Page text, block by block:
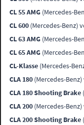
CL 55 AMG (Mercedes-
CL 600 (Mercedes-Benz)
CL 63 AMG (Mercedes-
CL 65 AMG (Mercedes-
CL-Klasse (Mercedes-
CLA 180 (Mercedes-
CLA 180 Shooting Brake
CLA 200 (Mercedes-
CLA 200 Shooting Brake